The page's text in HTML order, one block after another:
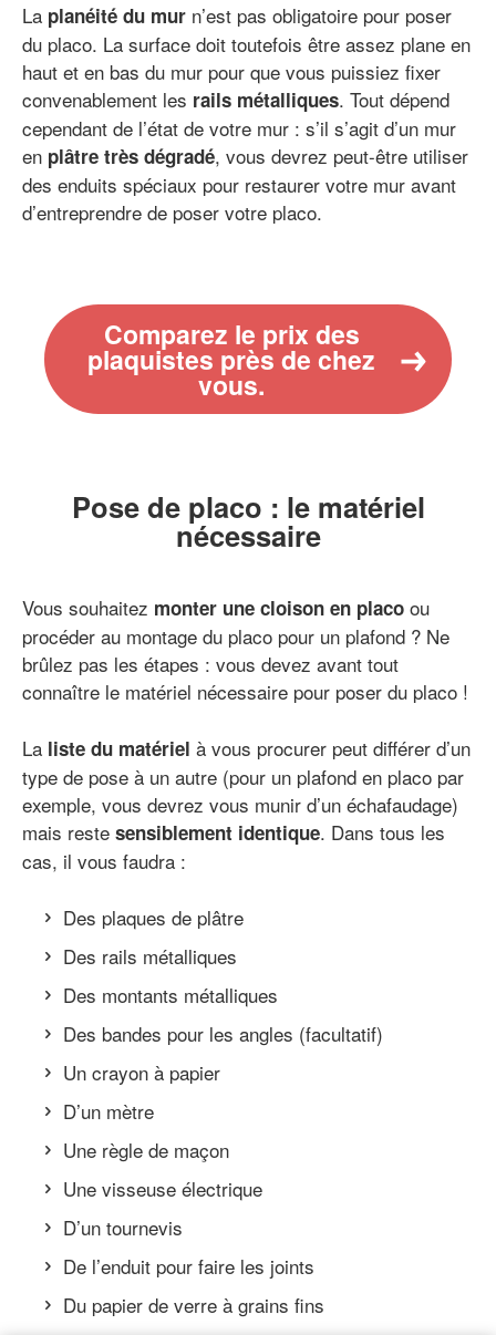
La planéité du mur n’est pas obligatoire pour poser
du placo. La surface doit toutefois être assez plane en
haut et en bas du mur pour que vous puissiez fixer
convenablement les rails métalliques. Tout dépend
cependant de l’état de votre mur : s’il s’agit d’un mur
en plâtre très dégradé, vous devrez peut-être utiliser
des enduits spéciaux pour restaurer votre mur avant
d’entreprendre de poser votre placo.
Comparez le prix des
plaquistes près de chez
vous.
Pose de placo : le matériel
nécessaire
Vous souhaitez monter une cloison en placo ou
procéder au montage du placo pour un plafond ? Ne
brûlez pas les étapes : vous devez avant tout
connaître le matériel nécessaire pour poser du placo !
La liste du matériel à vous procurer peut différer d’un
type de pose à un autre (pour un plafond en placo par
exemple, vous devrez vous munir d’un échafaudage)
mais reste sensiblement identique. Dans tous les
cas, il vous faudra :
Des plaques de plâtre
Des rails métalliques
Des montants métalliques
Des bandes pour les angles (facultatif)
Un crayon à papier
D’un mètre
Une règle de maçon
Une visseuse électrique
D’un tournevis
De l’enduit pour faire les joints
Du papier de verre à grains fins